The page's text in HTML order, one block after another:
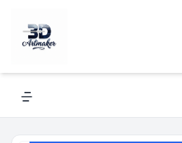
3D-Artmaker
Navigation menu